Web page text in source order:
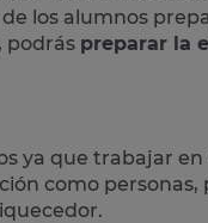
los alumnos
podrás preparar la
ya que trabajar
como personas,